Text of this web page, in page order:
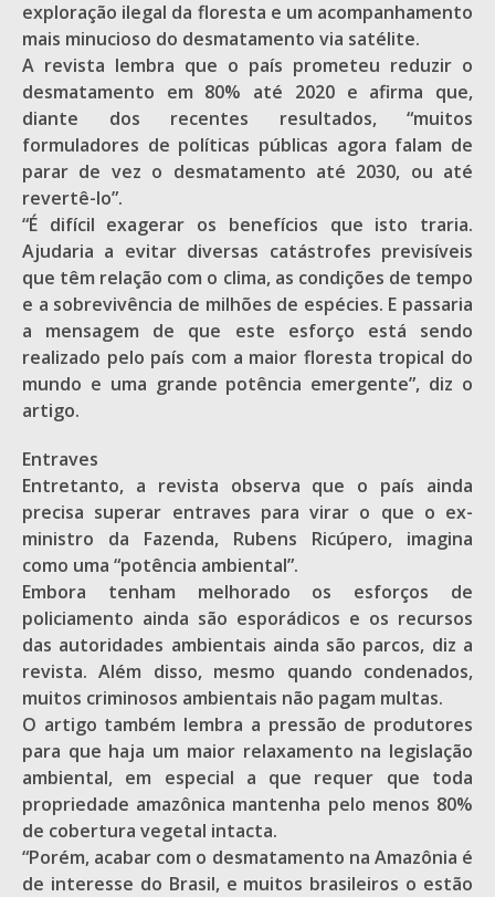
exploração ilegal da floresta e um acompanhamento
mais minucioso do desmatamento via satélite.
A revista lembra que o país prometeu reduzir o
desmatamento em 80% até 2020 e afirma que,
diante dos recentes resultados, “muitos
formuladores de políticas públicas agora falam de
parar de vez o desmatamento até 2030, ou até
revertê-lo”.
“É difícil exagerar os benefícios que isto traria.
Ajudaria a evitar diversas catástrofes previsíveis
que têm relação com o clima, as condições de tempo
e a sobrevivência de milhões de espécies. E passaria
a mensagem de que este esforço está sendo
realizado pelo país com a maior floresta tropical do
mundo e uma grande potência emergente”, diz o
artigo.
Entraves
Entretanto, a revista observa que o país ainda
precisa superar entraves para virar o que o ex-
ministro da Fazenda, Rubens Ricúpero, imagina
como uma “potência ambiental”.
Embora tenham melhorado os esforços de
policiamento ainda são esporádicos e os recursos
das autoridades ambientais ainda são parcos, diz a
revista. Além disso, mesmo quando condenados,
muitos criminosos ambientais não pagam multas.
O artigo também lembra a pressão de produtores
para que haja um maior relaxamento na legislação
ambiental, em especial a que requer que toda
propriedade amazônica mantenha pelo menos 80%
de cobertura vegetal intacta.
“Porém, acabar com o desmatamento na Amazônia é
de interesse do Brasil, e muitos brasileiros o estão